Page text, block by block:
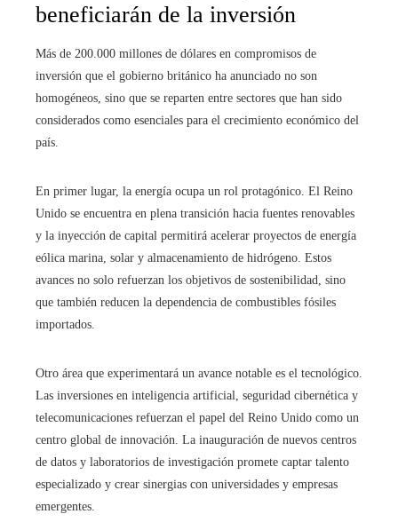
beneficiarán de la inversión
Más de 200.000 millones de dólares en compromisos de
inversión que el gobierno británico ha anunciado no son
homogéneos, sino que se reparten entre sectores que han sido
considerados como esenciales para el crecimiento económico del
país.
En primer lugar, la energía ocupa un rol protagónico. El Reino
Unido se encuentra en plena transición hacia fuentes renovables
y la inyección de capital permitirá acelerar proyectos de energía
eólica marina, solar y almacenamiento de hidrógeno. Estos
avances no solo refuerzan los objetivos de sostenibilidad, sino
que también reducen la dependencia de combustibles fósiles
importados.
Otro área que experimentará un avance notable es el tecnológico.
Las inversiones en inteligencia artificial, seguridad cibernética y
telecomunicaciones refuerzan el papel del Reino Unido como un
centro global de innovación. La inauguración de nuevos centros
de datos y laboratorios de investigación promete captar talento
especializado y crear sinergias con universidades y empresas
emergentes.